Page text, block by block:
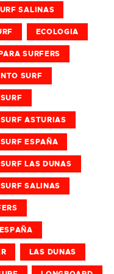
SALINAS
ECOLOGIA
SURFERS
SURF
ASTURIAS
ESPAÑA
LAS DUNAS
SALINAS
LAS DUNAS